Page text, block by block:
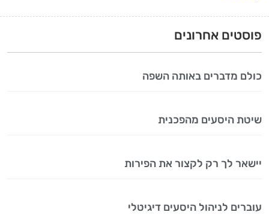
פוסטים אחרונים
כולם מדברים באותה השפה
שיטת היסעים מהפכנית
יישאר לך רק לקצור את הפירות
עוברים לניהול היסעים דיגיטלי